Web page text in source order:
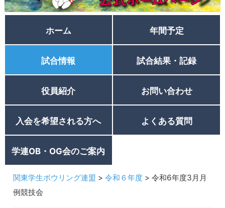
ホーム 年間予定
試合情報 試合結果・記録
役員紹介 お問い合わせ
入会を希望される方へ よくある質問
学連OB・OG会のご案内
関東学生ボウリング連盟 >令和６年度 >令和6年度3月月
例競技会